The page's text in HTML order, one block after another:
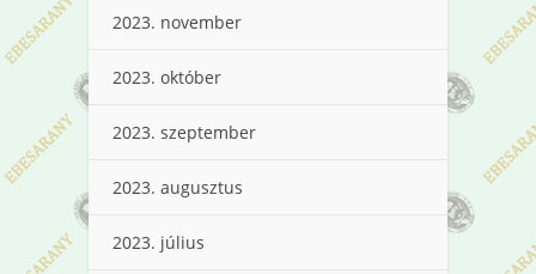
2023. november
2023. október
2023. szeptember
2023. augusztus
2023. július